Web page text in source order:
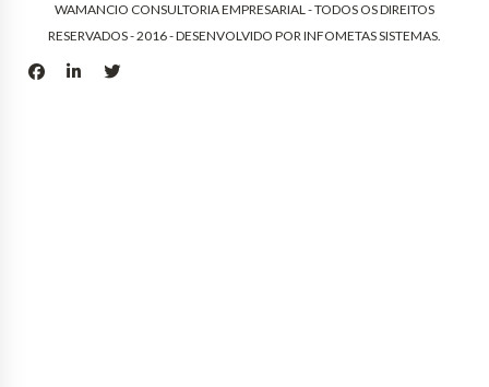
WAMANCIO CONSULTORIA EMPRESARIAL - TODOS OS DIREITOS
RESERVADOS - 2016 - DESENVOLVIDO PORINFOMETAS SISTEMAS.